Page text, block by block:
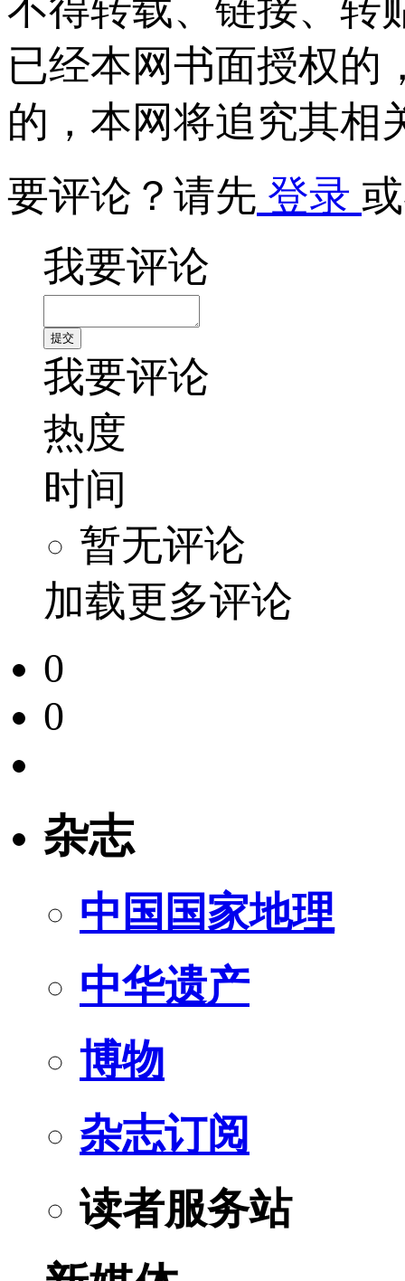
不得转载、链接、转
已经本网书面授权的
的，本网将追究其相
要评论？请先 登录
我要评论
我要评论
热度
时间
暂无评论
加载更多评论
0
0
杂志
中国国家地理
中华遗产
博物
杂志订阅
读者服务站